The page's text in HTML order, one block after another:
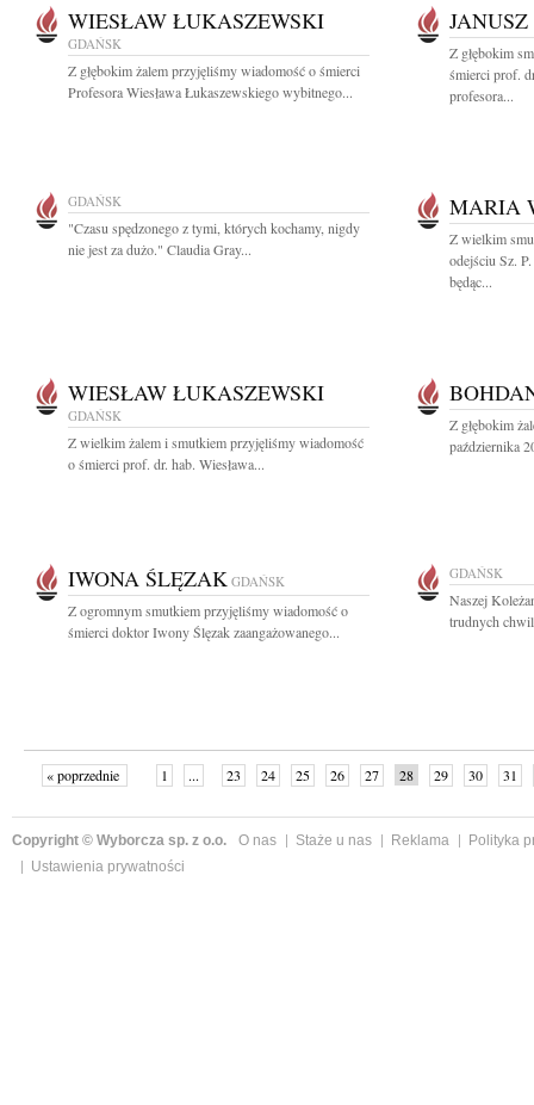
WIESŁAW ŁUKASZEWSKI
GDAŃSK
Z głębokim żalem przyjęliśmy wiadomość o śmierci
Profesora Wiesława Łukaszewskiego wybitnego...
Z głębokim
śmierci prof.
profesora...
GDAŃSK
"Czasu spędzonego z tymi, których kochamy, nigdy
nie jest za dużo." Claudia Gray...
MARIA
Z wielkim
odejściu Sz.
będąc...
WIESŁAW ŁUKASZEWSKI
GDAŃSK
Z wielkim żalem i smutkiem przyjęliśmy wiadomość
o śmierci prof. dr. hab. Wiesława...
Z głębokim
października
IWONA ŚLĘZAK GDAŃSK
Z ogromnym smutkiem przyjęliśmy wiadomość o
śmierci doktor Iwony Ślęzak zaangażowanego...
GDAŃSK
Naszej
trudnych
« poprzednie 1 ... 23 24 25 26 27 28 29 30
31
Copyright © Wyborcza sp. z o.o. O nas Staże u nas Reklama
Polityka
Ustawienia prywatności